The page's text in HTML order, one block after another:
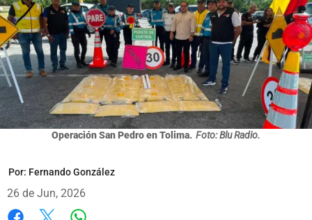
Operación San Pedro en Tolima. Foto: Blu Radio.
Por: Fernando González
26 de Jun, 2026